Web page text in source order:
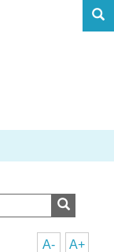
A+
A-